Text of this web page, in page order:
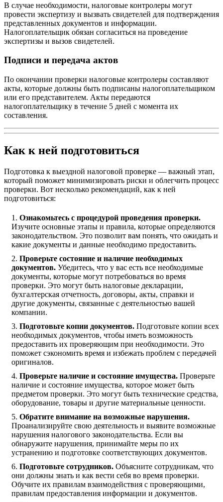
В случае необходимости, налоговые контролеры могут
провести экспертизу и вызвать свидетелей для подтверждения
представленных документов и информации.
Налогоплательщик обязан согласиться на проведение
экспертизы и вызов свидетелей.
Подписи и передача актов
По окончании проверки налоговые контролеры составляют
акты, которые должны быть подписаны налогоплательщиком
или его представителем. Акты передаются
налогоплательщику в течение 5 дней с момента их
составления.
Как к ней подготовиться
Подготовка к выездной налоговой проверке — важный этап,
который поможет минимизировать риски и облегчить процесс
проверки. Вот несколько рекомендаций, как к ней
подготовиться:
Ознакомьтесь с процедурой проведения проверки.
Изучите основные этапы и правила, которые определяются
законодательством. Это позволит вам понять, что ожидать и
какие документы и данные необходимо предоставить.
Проверьте состояние и наличие необходимых
документов. Убедитесь, что у вас есть все необходимые
документы, которые могут потребоваться во время
проверки. Это могут быть налоговые декларации,
бухгалтерская отчетность, договоры, акты, справки и
другие документы, связанные с деятельностью вашей
компании.
Подготовьте копии документов. Подготовьте копии всех
необходимых документов, чтобы иметь возможность
предоставить их проверяющим при необходимости. Это
поможет сэкономить время и избежать проблем с передачей
оригиналов.
Проверьте наличие и состояние имущества. Проверьте
наличие и состояние имущества, которое может быть
предметом проверки. Это могут быть технические средства,
оборудование, товары и другие материальные ценности.
Обратите внимание на возможные нарушения.
Проанализируйте свою деятельность и выявите возможные
нарушения налогового законодательства. Если вы
обнаружите нарушения, принимайте меры по их
устранению и подготовке соответствующих документов.
Подготовьте сотрудников. Объясните сотрудникам, что
они должны знать и как вести себя во время проверки.
Обучите их правилам взаимодействия с проверяющими,
правилам предоставления информации и документов.